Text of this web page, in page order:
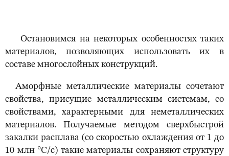
Остановимся на некоторых особенностях таких
материалов, позволяющих использовать их в
составе многослойных конструкций.
Аморфные металлические материалы сочетают
свойства, присущие металлическим системам, со
свойствами, характерными для неметаллических
материалов. Получаемые методом сверхбыстрой
закалки расплава (со скоростью охлаждения от 1 до
10 млн °С/с) такие материалы сохраняют структуру